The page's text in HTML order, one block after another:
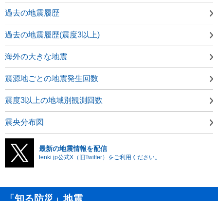
過去の地震履歴
過去の地震履歴(震度3以上)
海外の大きな地震
震源地ごとの地震発生回数
震度3以上の地域別観測回数
震央分布図
最新の地震情報を配信
tenki.jp公式X（旧Twitter）をご利用ください。
「知る防災」地震